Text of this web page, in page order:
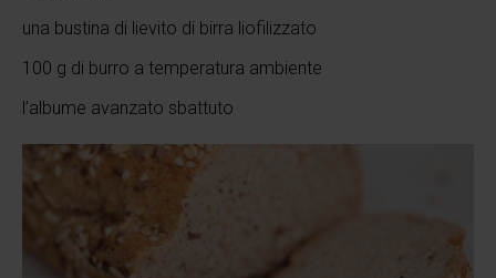
una bustina di lievito di birra liofilizzato
100 g di burro a temperatura ambiente
l’albume avanzato sbattuto